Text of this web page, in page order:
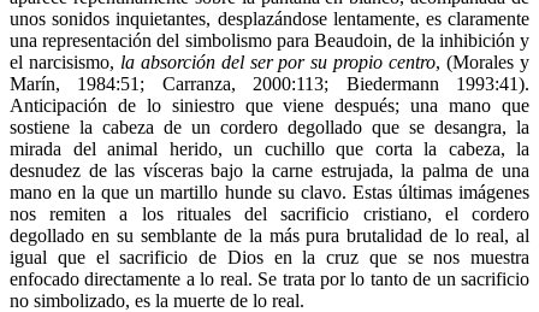
unos sonidos inquietantes, desplazándose lentamente, es claramente
una representación del simbolismo para Beaudoin, de la inhibición y
el narcisismo, la absorción del ser por su propio centro, (Morales y
Marín, 1984:51; Carranza, 2000:113; Biedermann 1993:41).
Anticipación de lo siniestro que viene después; una mano que
sostiene la cabeza de un cordero degollado que se desangra, la
mirada del animal herido, un cuchillo que corta la cabeza, la
desnudez de las vísceras bajo la carne estrujada, la palma de una
mano en la que un martillo hunde su clavo. Estas últimas imágenes
nos remiten a los rituales del sacrificio cristiano, el cordero
degollado en su semblante de la más pura brutalidad de lo real, al
igual que el sacrificio de Dios en la cruz que se nos muestra
enfocado directamente a lo real. Se trata por lo tanto de un sacrificio
no simbolizado, es la muerte de lo real.